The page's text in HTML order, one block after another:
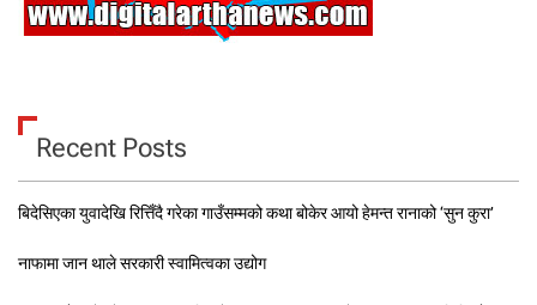
Recent Posts
बिदेसिएका युवादेखि रित्तिँदै गरेका गाउँसम्मको कथा बोकेर आयो हेमन्त रानाको ‘सुन कुरा’
नाफामा जान थाले सरकारी स्वामित्वका उद्योग